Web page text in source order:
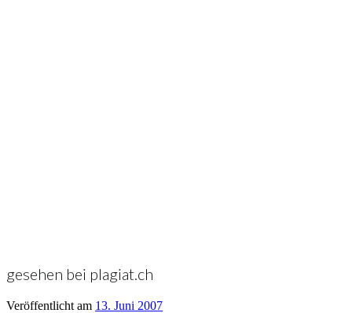
gesehen bei plagiat.ch
Veröffentlicht am 13. Juni 2007